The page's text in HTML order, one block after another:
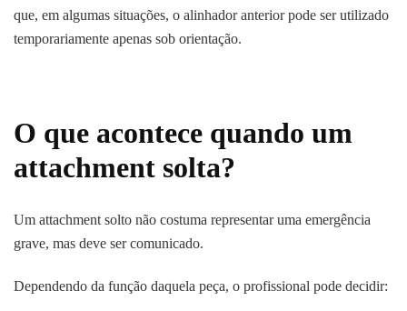
que, em algumas situações, o alinhador anterior pode ser utilizado
temporariamente apenas sob orientação.
O que acontece quando um
attachment solta?
Um attachment solto não costuma representar uma emergência
grave, mas deve ser comunicado.
Dependendo da função daquela peça, o profissional pode decidir: